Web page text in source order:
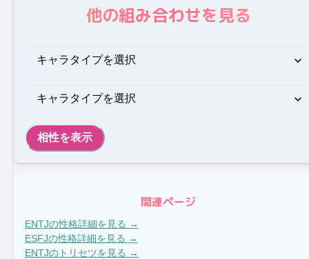
他の組み合わせを見る
相性を表示
関連ページ
ENTJの性格詳細を見る →
ESFJの性格詳細を見る →
ENTJのトリセツを見る →